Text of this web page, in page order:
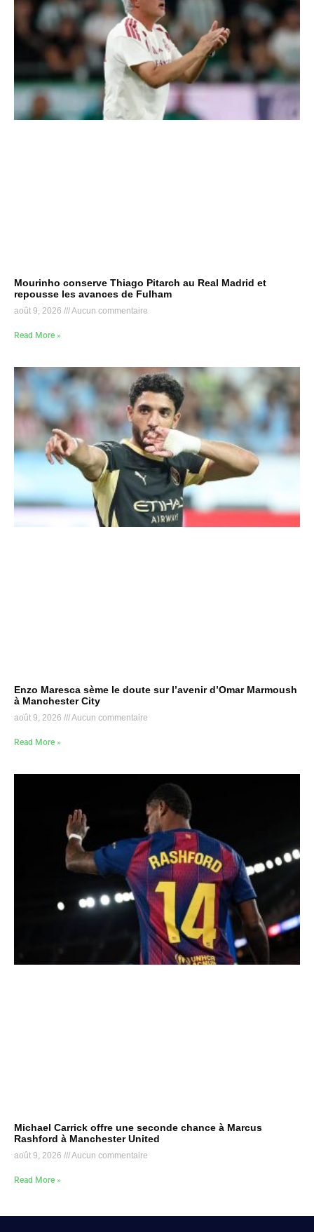
Mourinho conserve Thiago Pitarch au Real Madrid et
repousse les avances de Fulham
août 9, 2026 Aucun commentaire
Read More »
Enzo Maresca sème le doute sur l’avenir d’Omar Marmoush
à Manchester City
août 9, 2026 Aucun commentaire
Read More »
Michael Carrick offre une seconde chance à Marcus
Rashford à Manchester United
août 9, 2026 Aucun commentaire
Read More »